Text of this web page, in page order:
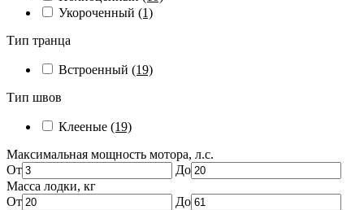
Укороченный (1)
Тип транца
Встроенный (19)
Тип швов
Клееные (19)
Максимальная мощность мотора, л.с.
От
До
Масса лодки, кг
От
До